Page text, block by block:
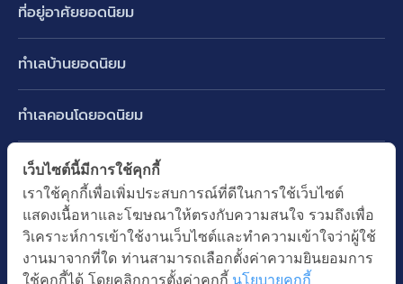
ที่อยู่อาศัยยอดนิยม
ทาวน์เฮ้าส์ ทาวน์โฮม
คอนโดมิเนียม
อาคารพาณิชย์ ตึกแถว
ที่ดินเปล่า
อพาร์ทเม้นท์ หอพัก
ออฟฟิต สำนักงาน
ทำเลบ้านยอดนิยม
บางนา รามคำแหง 2
ปทุมธานี รังสิต ลำลูกกา
นนทบุรี บางใหญ่ บางบัวทอง
ทำเลคอนโดยอดนิยม
พระราม 9
อ่อนนุช ปุณณวิถี
รัชดาภิเษก ห้วยขวาง
ห้าแยกลาดพร้าว
ทำเล BTS ยอดนิยม
BTS ทองหล่อ
BTS เอกมัย
BTS พร้อมพงษ์
ทำเล MRT ยอดนิยม
MRT เพชรบุรี
คำค้นยอดนิยม
เว็บไซต์นี้มีการใช้คุกกี้
เราใช้คุกกี้เพื่อเพิ่มประสบการณ์ที่ดีในการใช้เว็บไซต์
แสดงเนื้อหาและโฆษณาให้ตรงกับความสนใจ รวมถึงเพื่อ
วิเคราะห์การเข้าใช้งานเว็บไซต์และทำความเข้าใจว่าผู้ใช้
งานมาจากที่ใด ท่านสามารถเลือกตั้งค่าความยินยอมการ
ใช้คุกกี้ได้ โดยคลิกการตั้งค่าคุกกี้ นโยบายคุกกี้